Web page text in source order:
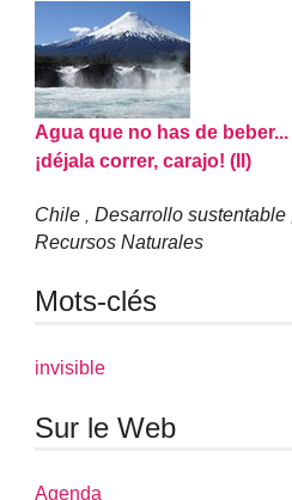
Agua que no has de beber...
¡déjala correr, carajo! (II)
Chile ,Desarrollo sustentable
Recursos Naturales
Mots-clés
invisible
Sur le Web
Agenda